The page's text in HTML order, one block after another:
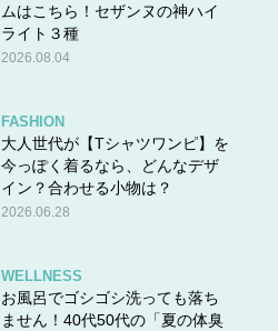
ムはこちら！セザンヌの神ハイ
ライト３種
2026.08.04
FASHION
大人世代が【Tシャツワンピ】を
今っぽく着るなら、どんなデザ
イン？合わせる小物は？
2026.06.28
WELLNESS
お風呂でゴシゴシ洗っても落ち
ません！40代50代の「夏の体臭